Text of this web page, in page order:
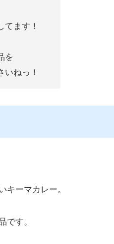
てます！
を
いねっ！
キーマカレー。
です。